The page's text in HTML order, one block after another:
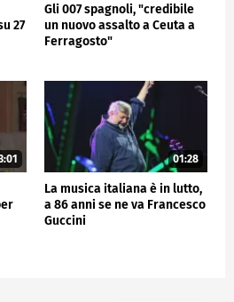
27
Gli 007 spagnoli, "credibile
un nuovo assalto a Ceuta a
Ferragosto"
01:28
La musica italiana è in lutto,
a 86 anni se ne va Francesco
Guccini